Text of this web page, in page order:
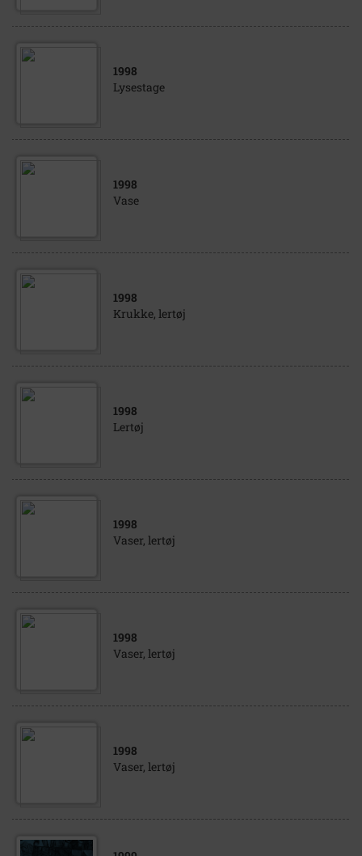
1998
Lysestage
1998
Vase
1998
Krukke, lertøj
1998
Lertøj
1998
Vaser, lertøj
1998
Vaser, lertøj
1998
Vaser, lertøj